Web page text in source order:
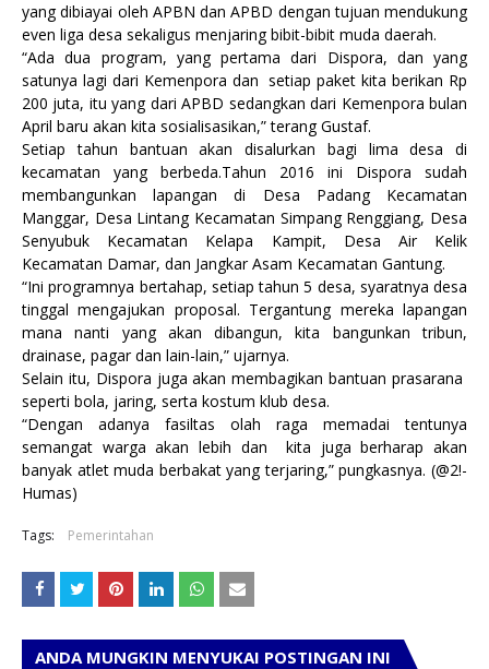
yang dibiayai oleh APBN dan APBD dengan tujuan mendukung
even liga desa sekaligus menjaring bibit-bibit muda daerah.
“Ada dua program, yang pertama dari Dispora, dan yang
satunya lagi dari Kemenpora dan setiap paket kita berikan Rp
200 juta, itu yang dari APBD sedangkan dari Kemenpora bulan
April baru akan kita sosialisasikan,” terang Gustaf.
Setiap tahun bantuan akan disalurkan bagi lima desa di
kecamatan yang berbeda.Tahun 2016 ini Dispora sudah
membangunkan lapangan di Desa Padang Kecamatan
Manggar, Desa Lintang Kecamatan Simpang Renggiang, Desa
Senyubuk Kecamatan Kelapa Kampit, Desa Air Kelik
Kecamatan Damar, dan Jangkar Asam Kecamatan Gantung.
“Ini programnya bertahap, setiap tahun 5 desa, syaratnya desa
tinggal mengajukan proposal. Tergantung mereka lapangan
mana nanti yang akan dibangun, kita bangunkan tribun,
drainase, pagar dan lain-lain,” ujarnya.
Selain itu, Dispora juga akan membagikan bantuan prasarana
seperti bola, jaring, serta kostum klub desa.
“Dengan adanya fasiltas olah raga memadai tentunya
semangat warga akan lebih dan kita juga berharap akan
banyak atlet muda berbakat yang terjaring,” pungkasnya. (@2!-
Humas)
Tags: Pemerintahan
ANDA MUNGKIN MENYUKAI POSTINGAN INI